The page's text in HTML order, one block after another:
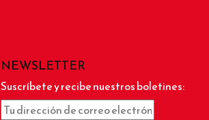
NEWSLETTER
Suscríbete y recibe nuestros boletines: